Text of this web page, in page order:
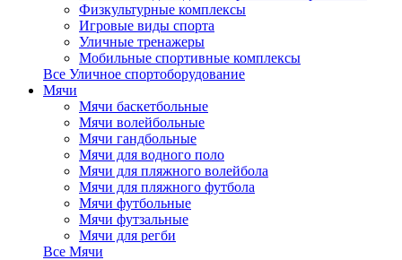
Физкультурные комплексы
Игровые виды спорта
Уличные тренажеры
Мобильные спортивные комплексы
Все Уличное спортоборудование
Мячи
Мячи баскетбольные
Мячи волейбольные
Мячи гандбольные
Мячи для водного поло
Мячи для пляжного волейбола
Мячи для пляжного футбола
Мячи футбольные
Мячи футзальные
Мячи для регби
Все Мячи